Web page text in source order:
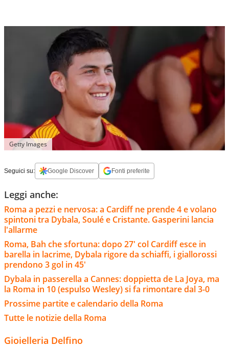
Getty Images
Seguici su: Google Discover Fonti preferite
Leggi anche:
Roma a pezzi e nervosa: a Cardiff ne prende 4 e volano
spintoni tra Dybala, Soulé e Cristante. Gasperini lancia
l'allarme
Roma, Bah che sfortuna: dopo 27' col Cardiff esce in
barella in lacrime, Dybala rigore da schiaffi, i giallorossi
prendono 3 gol in 45'
Dybala in passerella a Cannes: doppietta de La Joya, ma
la Roma in 10 (espulso Wesley) si fa rimontare dal 3-0
Prossime partite e calendario della Roma
Tutte le notizie della Roma
Gioielleria Delfino